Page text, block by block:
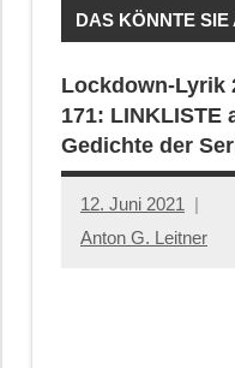
DAS KÖNNTE SIE
Lockdown-Lyrik
171: LINKLISTE
Gedichte der
12. Juni 2021
Anton G. Leitner